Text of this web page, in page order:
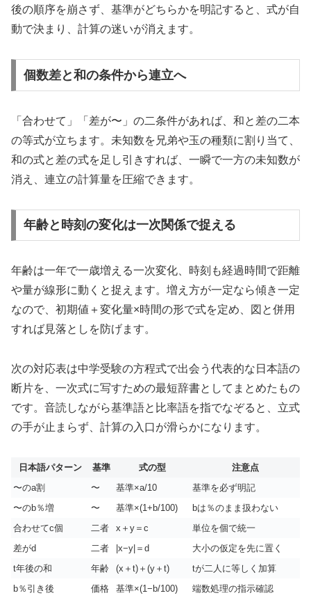
後の順序を崩さず、基準がどちらかを明記すると、式が自
動で決まり、計算の迷いが消えます。
個数差と和の条件から連立へ
「合わせて」「差が〜」の二条件があれば、和と差の二本
の等式が立ちます。未知数を兄弟や玉の種類に割り当て、
和の式と差の式を足し引きすれば、一瞬で一方の未知数が
消え、連立の計算量を圧縮できます。
年齢と時刻の変化は一次関係で捉える
年齢は一年で一歳増える一次変化、時刻も経過時間で距離
や量が線形に動くと捉えます。増え方が一定なら傾き一定
なので、初期値＋変化量×時間の形で式を定め、図と併用
すれば見落としを防げます。
次の対応表は中学受験の方程式で出会う代表的な日本語の
断片を、一次式に写すための最短辞書としてまとめたもの
です。音読しながら基準語と比率語を指でなぞると、立式
の手が止まらず、計算の入口が滑らかになります。
日本語パターン 基準 式の型
注意点
〜のa割
〜 基準×a/10
基準を必ず明記
〜のb％増
〜 基準×(1+b/100)
bは％のまま扱わない
合わせてc個
二者 x＋y＝c
単位を個で統一
差がd
二者 |x−y|＝d
大小の仮定を先に置く
t年後の和
年齢 (x＋t)＋(y＋t)
tが二人に等しく加算
b％引き後
価格 基準×(1−b/100) 端数処理の指示確認